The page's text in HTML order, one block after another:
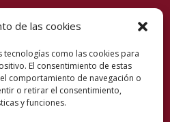
de las cookies
tecnologías como las cookies para
El consentimiento de estas
comportamiento de navegación o
o retirar el consentimiento,
y funciones.